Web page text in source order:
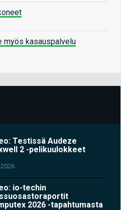
myös kasauspalvelu
Testissä Audeze
2 -pelikuulokkeet
io-techin
2026 -tapahtumasta